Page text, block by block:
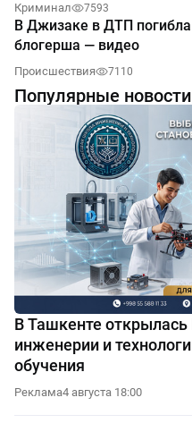
Криминал 7593
В Джизаке в ДТП
блогерша — видео
Происшествия 7110
Популярные новости
В Ташкенте
инженерии и
обучения
Реклама4 августа 18:00